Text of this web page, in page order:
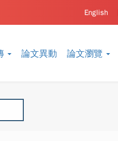
論文異動 論文瀏覽
English